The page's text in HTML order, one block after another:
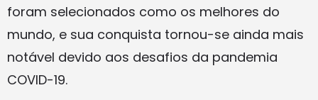
foram selecionados como os melhores do
mundo, e sua conquista tornou-se ainda mais
notável devido aos desafios da pandemia
COVID-19.